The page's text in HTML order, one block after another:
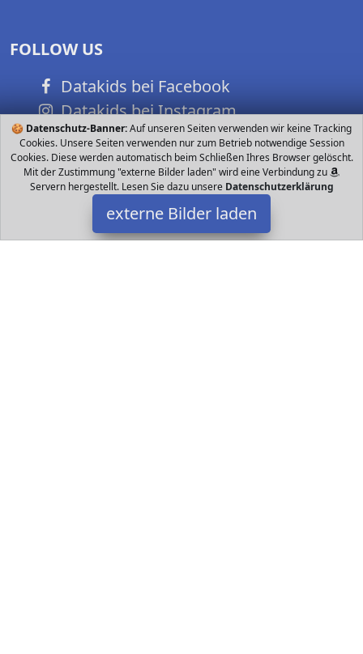
🍪 Datenschutz-Banner:Auf unseren Seiten verwenden wir keine Tracking
Cookies. Unsere Seiten verwenden nur zum Betrieb notwendige Session
Cookies. Diese werden automatisch beim Schließen Ihres Browser gelöscht.
Mit der Zustimmung "externe Bilder laden" wird eine Verbindung zu
Servern hergestellt. Lesen Sie dazu unsere Datenschutzerklärung
externe Bilder laden
FOLLOW US
Datakids bei Facebook
Datakids bei Instagram
Datakids bei Github